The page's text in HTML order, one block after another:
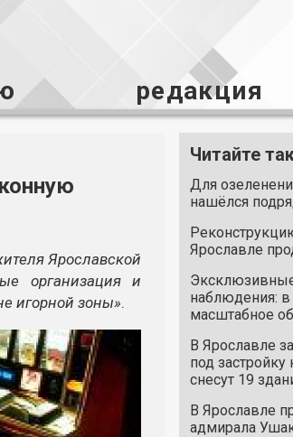
редакция
Ярославской
организация и
игорной зоны».
Читайте
Для
нашёлся
Ярославле
наблюдения:
масштабное
В Ярославле
под застройку
снесут 19
В Ярославле
адмирала